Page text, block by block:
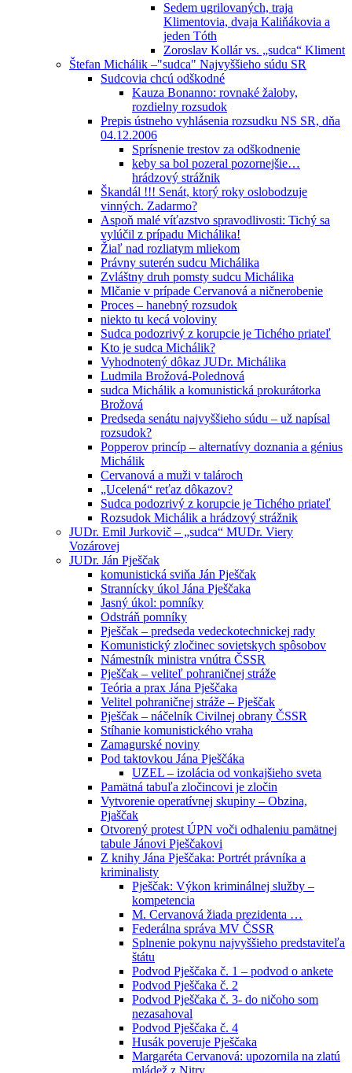
Sedem ugrilovaných, traja
Klimentovia, dvaja Kaliňákovia a
jeden Tóth
Zoroslav Kollár vs. „sudca“ Kliment
Štefan Michálik –"sudca" Najvyššieho súdu SR
Sudcovia chcú odškodné
Kauza Bonanno: rovnaké žaloby,
rozdielny rozsudok
Prepis ústneho vyhlásenia rozsudku NS SR, dňa
04.12.2006
Sprísnenie trestov za odškodnenie
keby sa bol pozeral pozornejšie…
hrádzový strážnik
Škandál !!! Senát, ktorý roky oslobodzuje
vinných. Zadarmo?
Aspoň malé víťazstvo spravodlivosti: Tichý sa
vylúčil z prípadu Michálika!
Žiaľ nad rozliatym mliekom
Právny suterén sudcu Michálika
Zvláštny druh pomsty sudcu Michálika
Mlčanie v prípade Cervanová a ničnerobenie
Proces – hanebný rozsudok
niekto tu kecá voloviny
Sudca podozrivý z korupcie je Tichého priateľ
Kto je sudca Michálik?
Vyhodnotený dôkaz JUDr. Michálika
Ludmila Brožová-Polednová
sudca Michálik a komunistická prokurátorka
Brožová
Predseda senátu najvyššieho súdu – už napísal
rozsudok?
Popperov princíp – alternatívy doznania a génius
Michálik
Cervanová a muži v talároch
„Ucelená“ reťaz dôkazov?
Sudca podozrivý z korupcie je Tichého priateľ
Rozsudok Michálik a hrádzový strážnik
JUDr. Emil Jurkovič – „sudca“ MUDr. Viery
Vozárovej
JUDr. Ján Pješčak
komunistická sviňa Ján Pješčak
Strannícky úkol Jána Pješčaka
Jasný úkol: pomníky
Odstráň pomníky
Pješčak – predseda vedeckotechnickej rady
Komunistický zločinec sovietskych spôsobov
Námestník ministra vnútra ČSSR
Pješčak – veliteľ pohraničnej stráže
Teória a prax Jána Pješčaka
Velitel pohraničnej stráže – Pješčak
Pješčak – náčelník Civilnej obrany ČSSR
Stíhanie komunistického vraha
Zamagurské noviny
Pod taktovkou Jána Pješčáka
UZEL – izolácia od vonkajšieho sveta
Pamätná tabuľa zločincovi je zločin
Vytvorenie operatívnej skupiny – Obzina,
Pjaščak
Otvorený protest ÚPN voči odhaleniu pamätnej
tabule Jánovi Pješčakovi
Z knihy Jána Pješčaka: Portrét právníka a
kriminalisty
Pješčak: Výkon kriminálnej služby –
kompetencia
M. Cervanová žiada prezidenta …
Federálna správa MV ČSSR
Splnenie pokynu najvyššieho predstaviteľa
štátu
Podvod Pješčaka č. 1 – podvod o ankete
Podvod Pješčaka č. 2
Podvod Pješčaka č. 3- do ničoho som
nezasahoval
Podvod Pješčaka č. 4
Husák poveruje Pješčaka
Margaréta Cervanová: upozornila na zlatú
mládež z Nitry